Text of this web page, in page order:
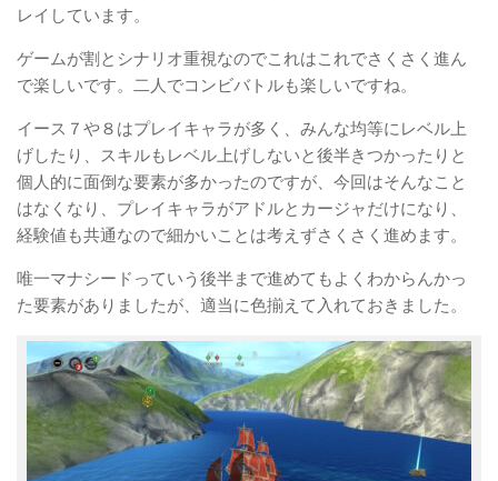
レイしています。
ゲームが割とシナリオ重視なのでこれはこれでさくさく進ん
で楽しいです。二人でコンビバトルも楽しいですね。
イース７や８はプレイキャラが多く、みんな均等にレベル上
げしたり、スキルもレベル上げしないと後半きつかったりと
個人的に面倒な要素が多かったのですが、今回はそんなこと
はなくなり、プレイキャラがアドルとカージャだけになり、
経験値も共通なので細かいことは考えずさくさく進めます。
唯一マナシードっていう後半まで進めてもよくわからんかっ
た要素がありましたが、適当に色揃えて入れておきました。